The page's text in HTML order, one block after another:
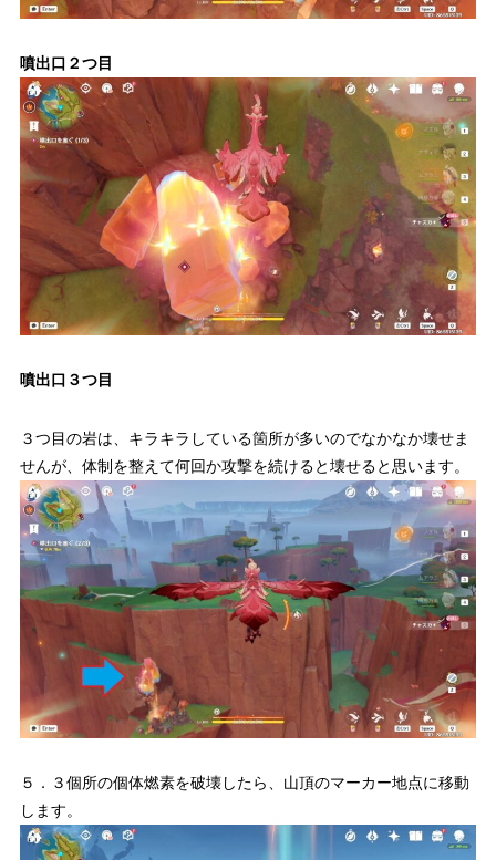
噴出口２つ目
噴出口３つ目
３つ目の岩は、キラキラしている箇所が多いのでなかなか壊せま
せんが、体制を整えて何回か攻撃を続けると壊せると思います。
５．３個所の個体燃素を破壊したら、山頂のマーカー地点に移動
します。